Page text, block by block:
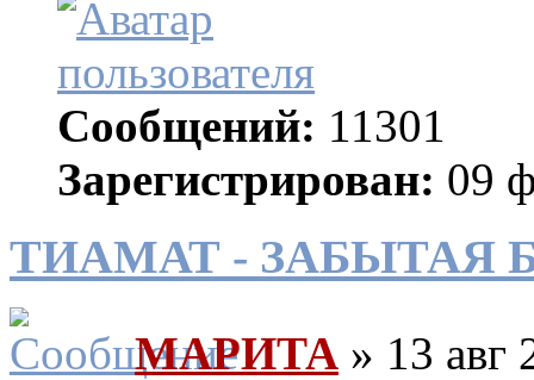
Сообщений: 11301
Зарегистрирован: 09
ТИАМАТ - ЗАБЫТАЯ
МАРИТА » 13 авг